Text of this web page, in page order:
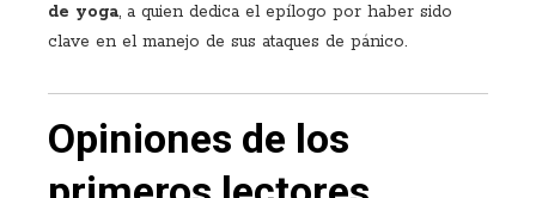
de yoga, a quien dedica el epílogo por haber sido
clave en el manejo de sus ataques de pánico.
Opiniones de los